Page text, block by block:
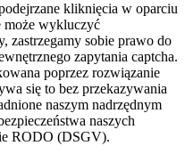
kliknięcia w oparciu
może wykluczyć
zastrzegamy sobie prawo do
zapytania captcha.
poprzez rozwiązanie
się to bez przekazywania
naszym nadrzędnym
naszych
RODO (DSGV).